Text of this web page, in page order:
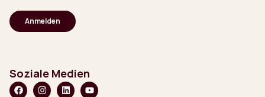
(erforderlich)
Soziale Medien